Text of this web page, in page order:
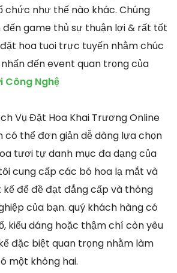
chức như thế nào khác. Chúng
game thủ sự thuận lợi & rất tốt
hoa tuoi trực tuyến nhằm chúc
đến event quan trọng của
Công Nghệ
Vụ Đặt Hoa Khai Trương Online
có thể đơn giản dễ dàng lựa chọn
tươi tự danh mục đa dạng của
cung cấp các bó hoa lạ mắt và
để đề đạt đẳng cấp và thông
của bạn. quý khách hàng có
kiểu dáng hoặc thậm chí còn yêu
đặc biệt quan trọng nhằm làm
một không hai.